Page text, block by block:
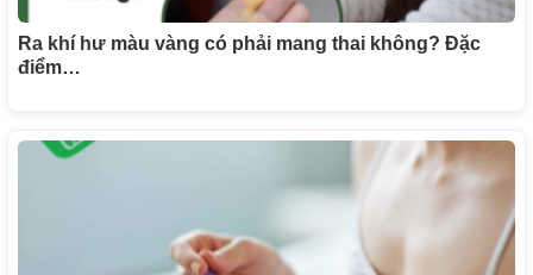
Ra khí hư màu vàng có phải mang thai không? Đặc
điểm…